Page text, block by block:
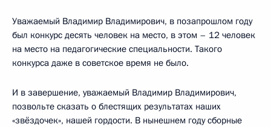
Уважаемый Владимир Владимирович, в позапрошлом году
был конкурс десять человек на место, в этом – 12 человек
на место на педагогические специальности. Такого
конкурса даже в советское время не было.
И в завершение, уважаемый Владимир Владимирович,
позвольте сказать о блестящих результатах наших
«звёздочек», нашей гордости. В нынешнем году сборные